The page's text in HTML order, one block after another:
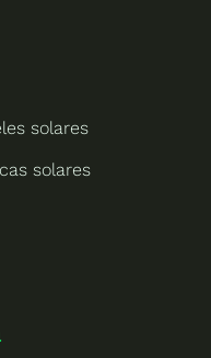
solares
solares